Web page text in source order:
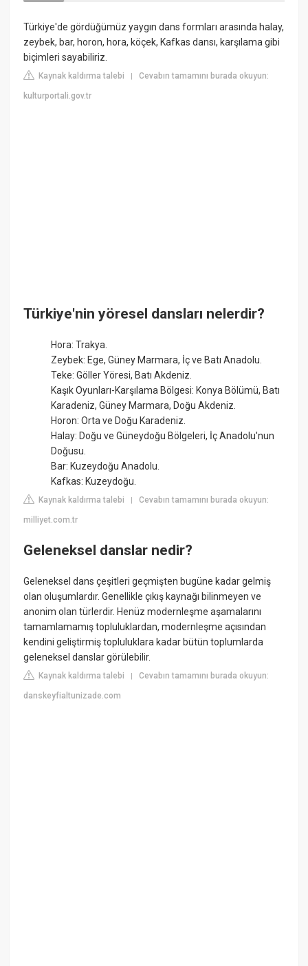
Türkiye'de gördüğümüz yaygın dans formları arasında halay,
zeybek, bar, horon, hora, köçek, Kafkas dansı, karşılama gibi
biçimleri sayabiliriz.
Kaynak kaldırma talebi |Cevabın tamamını burada okuyun:
kulturportali.gov.tr
Türkiye'nin yöresel dansları nelerdir?
Hora: Trakya.
Zeybek: Ege, Güney Marmara, İç ve Batı Anadolu.
Teke: Göller Yöresi, Batı Akdeniz.
Kaşık Oyunları-Karşılama Bölgesi: Konya Bölümü, Batı
Karadeniz, Güney Marmara, Doğu Akdeniz.
Horon: Orta ve Doğu Karadeniz.
Halay: Doğu ve Güneydoğu Bölgeleri, İç Anadolu'nun
Doğusu.
Bar: Kuzeydoğu Anadolu.
Kafkas: Kuzeydoğu.
Kaynak kaldırma talebi |Cevabın tamamını burada okuyun:
milliyet.com.tr
Geleneksel danslar nedir?
Geleneksel dans çeşitleri geçmişten bugüne kadar gelmiş
olan oluşumlardır. Genellikle çıkış kaynağı bilinmeyen ve
anonim olan türlerdir. Henüz modernleşme aşamalarını
tamamlamamış topluluklardan, modernleşme açısından
kendini geliştirmiş topluluklara kadar bütün toplumlarda
geleneksel danslar görülebilir.
Kaynak kaldırma talebi |Cevabın tamamını burada okuyun:
danskeyfialtunizade.com